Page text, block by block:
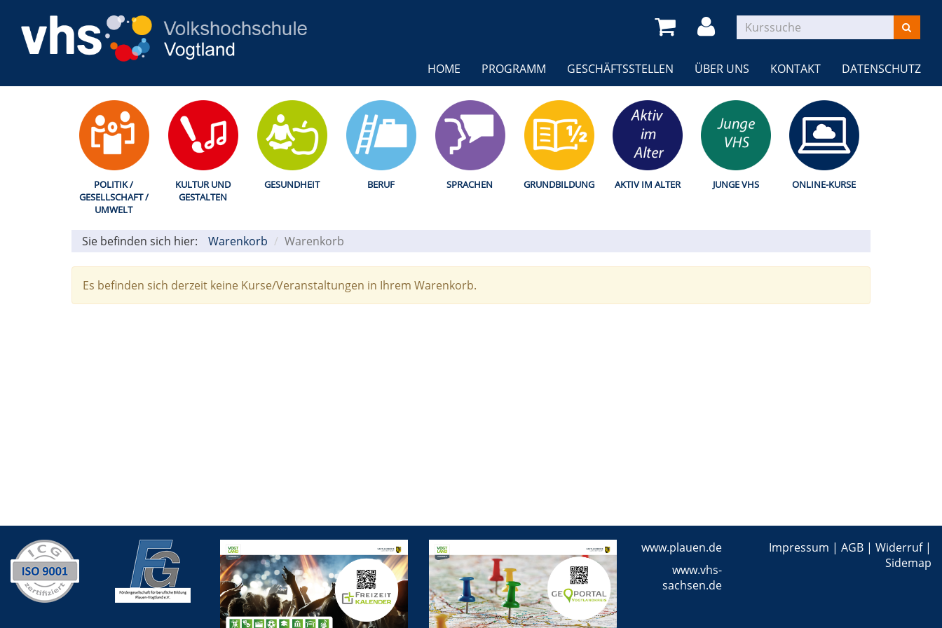
HOME PROGRAMM GESCHÄFTSSTELLEN ÜBER UNS KONTAKT DATENSCHUTZ
POLITIK /
GESELLSCHAFT /
UMWELT
KULTUR UND
GESTALTEN
GESUNDHEIT BERUF SPRACHEN GRUNDBILDUNG AKTIV IM ALTER JUNGE VHS ONLINE-KURSE
Sie befinden sich hier: Warenkorb Warenkorb
Es befinden sich derzeit keine Kurse/Veranstaltungen in Ihrem Warenkorb.
www.plauen.de
www.vhs-
sachsen.de
Impressum | AGB| Widerruf|
Sidemap